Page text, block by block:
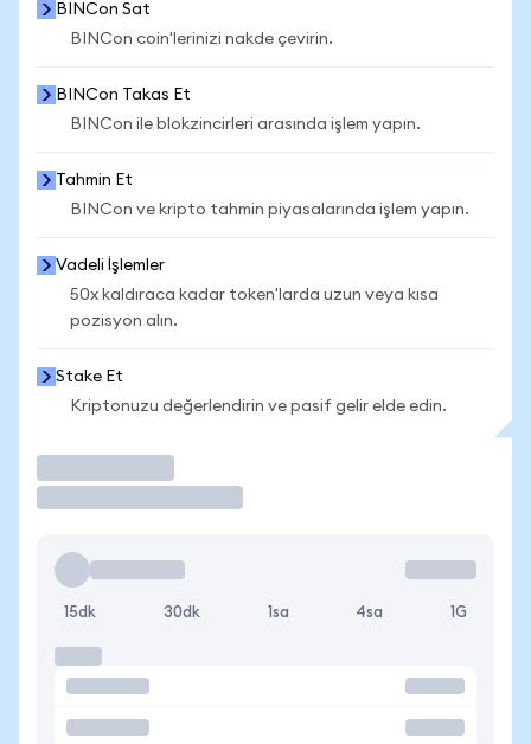
BINCon Sat
BINCon coin'lerinizi nakde çevirin.
BINCon Takas Et
BINCon ile blokzincirleri arasında işlem yapın.
Tahmin Et
BINCon ve kripto tahmin piyasalarında işlem yapın.
Vadeli İşlemler
50x kaldıraca kadar token'larda uzun veya kısa
pozisyon alın.
Stake Et
Kriptonuzu değerlendirin ve pasif gelir elde edin.
15dk 30dk 1sa 4sa 1G